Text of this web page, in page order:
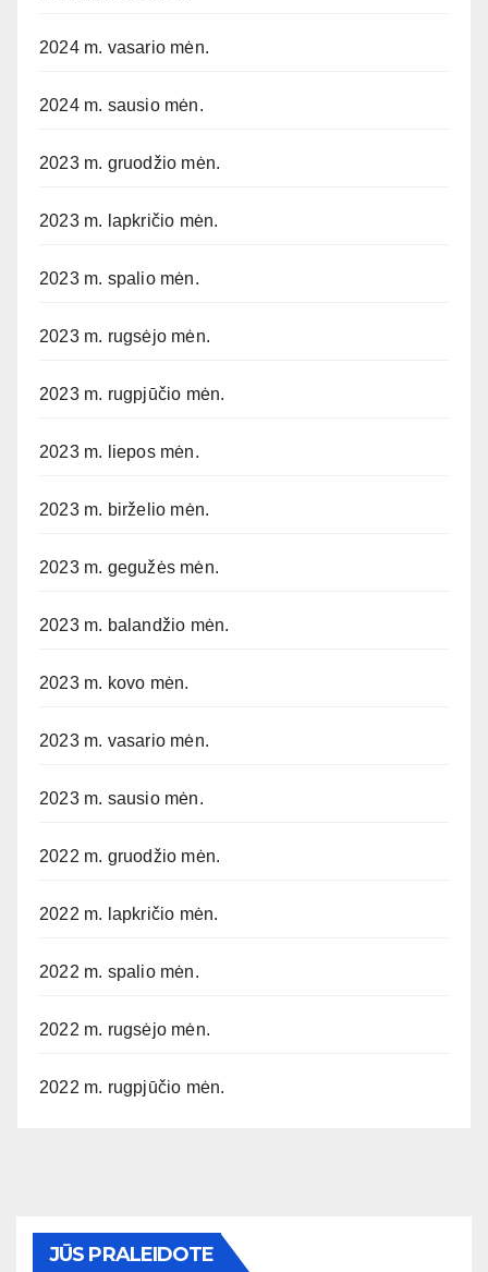
2024 m. vasario mėn.
2024 m. sausio mėn.
2023 m. gruodžio mėn.
2023 m. lapkričio mėn.
2023 m. spalio mėn.
2023 m. rugsėjo mėn.
2023 m. rugpjūčio mėn.
2023 m. liepos mėn.
2023 m. birželio mėn.
2023 m. gegužės mėn.
2023 m. balandžio mėn.
2023 m. kovo mėn.
2023 m. vasario mėn.
2023 m. sausio mėn.
2022 m. gruodžio mėn.
2022 m. lapkričio mėn.
2022 m. spalio mėn.
2022 m. rugsėjo mėn.
2022 m. rugpjūčio mėn.
JŪS PRALEIDOTE